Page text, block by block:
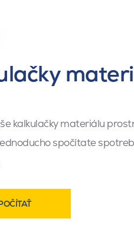
kalkulačky materiálu
spočítate